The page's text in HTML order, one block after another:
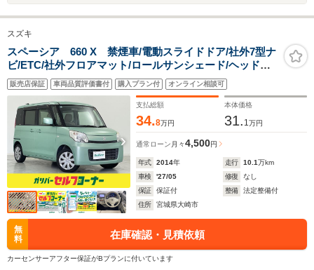
スズキ
スペーシア 660 X 禁煙車/電動スライドドア/社外7型ナ
ビ/ETC/社外フロアマット/ロールサンシェード/ヘッドラ
イトレベライザー/アイドリングストップ/プッシュスター
ト/スマートキー/横滑り防止装置
販売店保証 車両品質評価書付 購入プラン付 オンライン相談可
支払総額
34.8万円
本体価格
31. 1万円
通常ローン 月々4,500円
年式 2014年 走行 10.1万km
車検
'27/05 修復
なし
保証
保証付 整備
法定整備付
住所
宮城県大崎市
無
料
在庫確認・見積依頼
カーセンサーアフター保証がBプランに付いています